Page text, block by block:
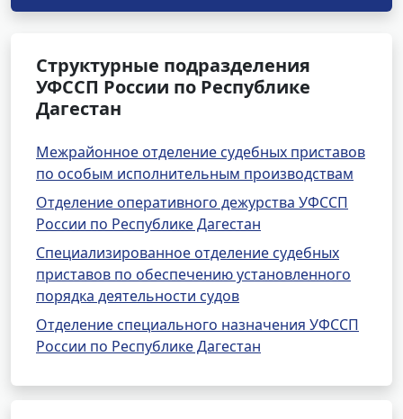
Структурные подразделения
УФССП России по Республике
Дагестан
Межрайонное отделение судебных приставов
по особым исполнительным производствам
Отделение оперативного дежурства УФССП
России по Республике Дагестан
Специализированное отделение судебных
приставов по обеспечению установленного
порядка деятельности судов
Отделение специального назначения УФССП
России по Республике Дагестан